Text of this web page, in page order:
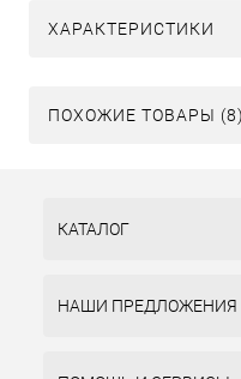
ХАРАКТЕРИСТИКИ
ПОХОЖИЕ ТОВАРЫ (8)
КАТАЛОГ
НАШИ ПРЕДЛОЖЕНИЯ